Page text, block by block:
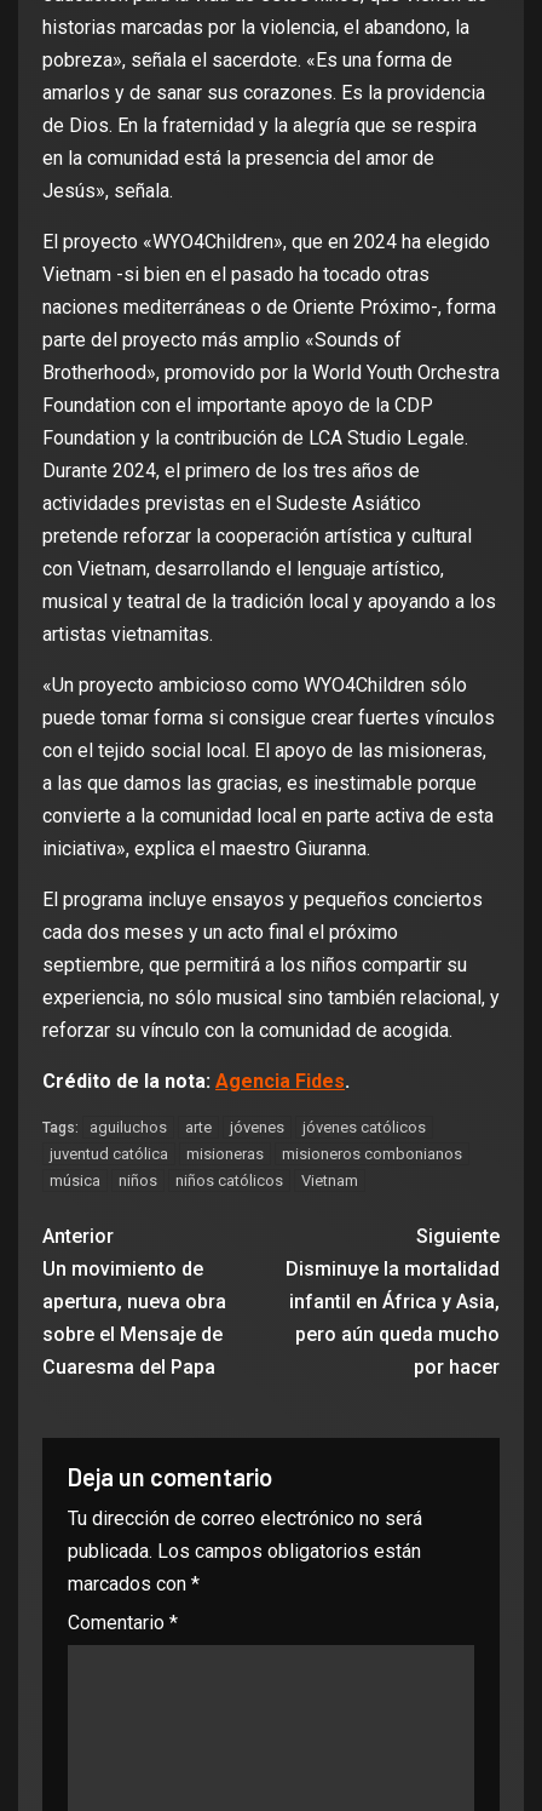
historias marcadas por la violencia, el abandono, la
pobreza», señala el sacerdote. «Es una forma de
amarlos y de sanar sus corazones. Es la providencia
de Dios. En la fraternidad y la alegría que se respira
en la comunidad está la presencia del amor de
Jesús», señala.
El proyecto «WYO4Children», que en 2024 ha elegido
Vietnam -si bien en el pasado ha tocado otras
naciones mediterráneas o de Oriente Próximo-, forma
parte del proyecto más amplio «Sounds of
Brotherhood», promovido por la World Youth Orchestra
Foundation con el importante apoyo de la CDP
Foundation y la contribución de LCA Studio Legale.
Durante 2024, el primero de los tres años de
actividades previstas en el Sudeste Asiático
pretende reforzar la cooperación artística y cultural
con Vietnam, desarrollando el lenguaje artístico,
musical y teatral de la tradición local y apoyando a los
artistas vietnamitas.
«Un proyecto ambicioso como WYO4Children sólo
puede tomar forma si consigue crear fuertes vínculos
con el tejido social local. El apoyo de las misioneras,
a las que damos las gracias, es inestimable porque
convierte a la comunidad local en parte activa de esta
iniciativa», explica el maestro Giuranna.
El programa incluye ensayos y pequeños conciertos
cada dos meses y un acto final el próximo
septiembre, que permitirá a los niños compartir su
experiencia, no sólo musical sino también relacional, y
reforzar su vínculo con la comunidad de acogida.
Crédito de la nota: Agencia Fides.
Tags: aguiluchos arte jóvenes
jóvenes católicos
juventud católica
misioneras
misioneros combonianos
música
niños niños católicos Vietnam
Anterior
Un movimiento de
apertura, nueva obra
sobre el Mensaje de
Cuaresma del Papa
Siguiente
Disminuye la mortalidad
infantil en África y Asia,
pero aún queda mucho
por hacer
Deja un comentario
Tu dirección de correo electrónico no será
publicada. Los campos obligatorios están
marcados con *
Comentario *